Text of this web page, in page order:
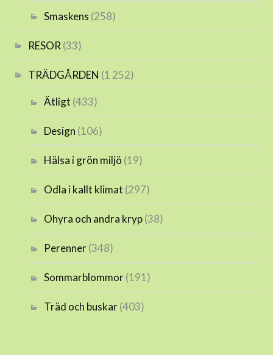
Smaskens (258)
RESOR (33)
TRÄDGÅRDEN (1 252)
Ätligt (433)
Design (106)
Hälsa i grön miljö (19)
Odla i kallt klimat (297)
Ohyra och andra kryp(38)
Perenner(348)
Sommarblommor(191)
Träd och buskar(403)